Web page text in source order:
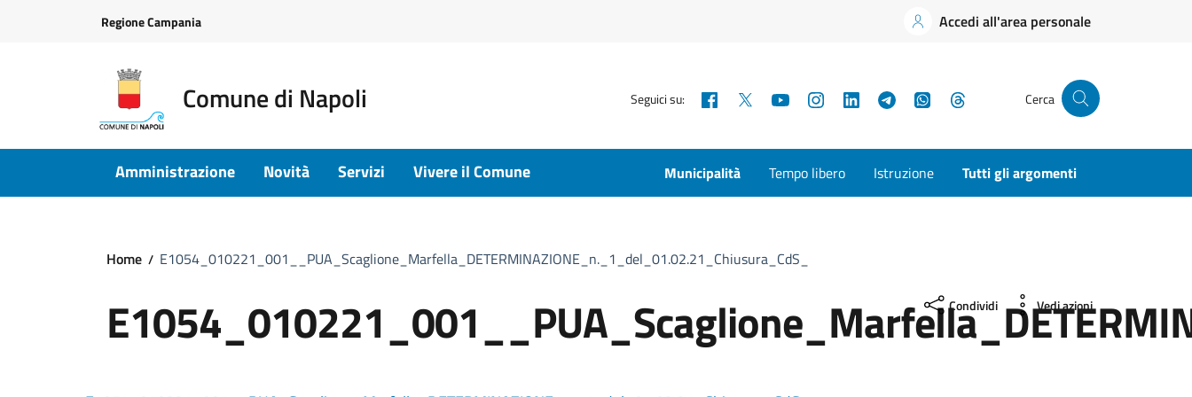
Regione Campania Accedi all'area personale
Comune di Napoli Seguici su: Facebook YouTubeInstagramLinkedInTelegramWhatsApp Cerca
Amministrazione Novità Servizi Vivere il Comune Municipalità Tempo libero Istruzione Tutti gli argomenti
Home E1054_010221_001__PUA_Scaglione_Marfella_DETERMINAZIONE_n._1_del_01.02.21_Chiusura_CdS_
Condividi Vedi azioni